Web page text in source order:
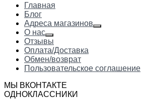
Главная
Блог
Адреса магазинов
О нас
Отзывы
Оплата/Доставка
Обмен/возврат
Пользовательское соглашение
МЫ ВКОНТАКТЕ
ОДНОКЛАССНИКИ